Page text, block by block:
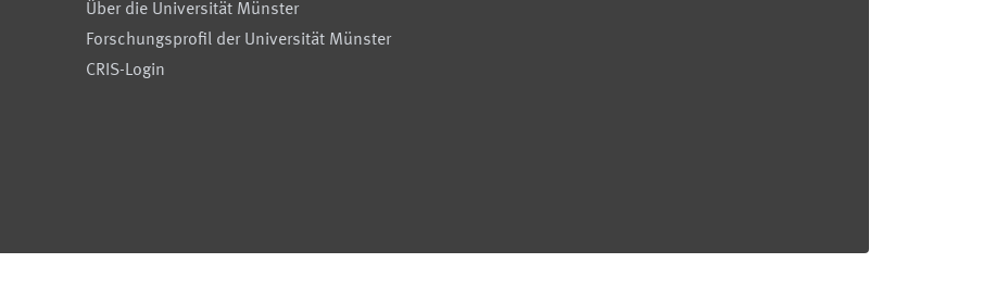
Über die Universität Münster
Forschungsprofil der Universität Münster
CRIS-Login